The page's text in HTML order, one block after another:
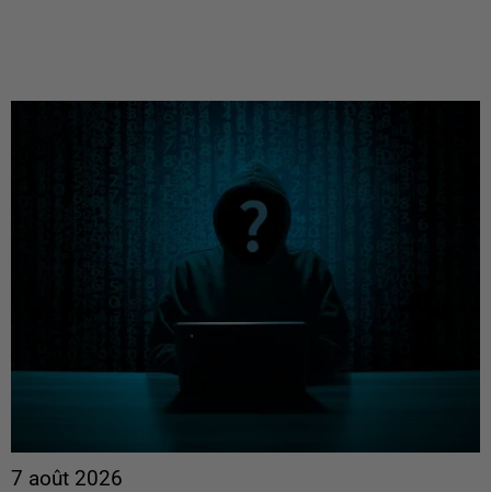
7 août 2026